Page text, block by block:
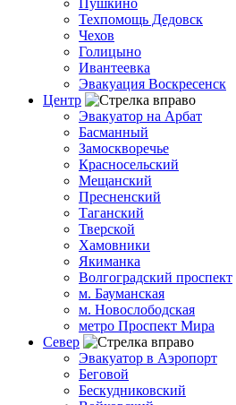
Техпомощь Дедовск
Чехов
Голицыно
Ивантеевка
Эвакуация Воскресенск
Центр
Эвакуатор на Арбат
Басманный
Замоскворечье
Красносельский
Мещанский
Пресненский
Таганский
Тверской
Хамовники
Якиманка
Волгоградский проспект
м. Бауманская
м. Новослободская
метро Проспект Мира
Север
Эвакуатор в Аэропорт
Беговой
Бескудниковский